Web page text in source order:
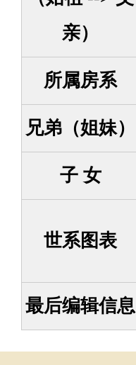
亲）
所属房系
兄弟（姐妹）
子 女
世系图表
最后编辑信息